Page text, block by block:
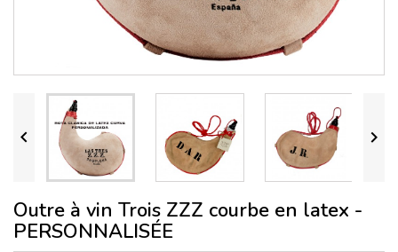
 
Outre à vin Trois ZZZ courbe en latex -
PERSONNALISÉE